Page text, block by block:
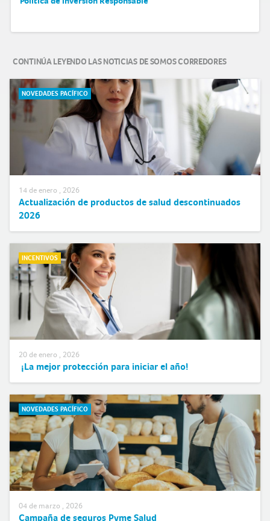
CONTINÚA LEYENDO LAS NOTICIAS DE SOMOS CORREDORES
NOVEDADES PACÍFICO
14 de enero , 2026
Actualización de productos de salud descontinuados
2026
INCENTIVOS
20 de enero , 2026
¡La mejor protección para iniciar el año!
NOVEDADES PACÍFICO
04 de marzo , 2026
Campaña de seguros Pyme Salud